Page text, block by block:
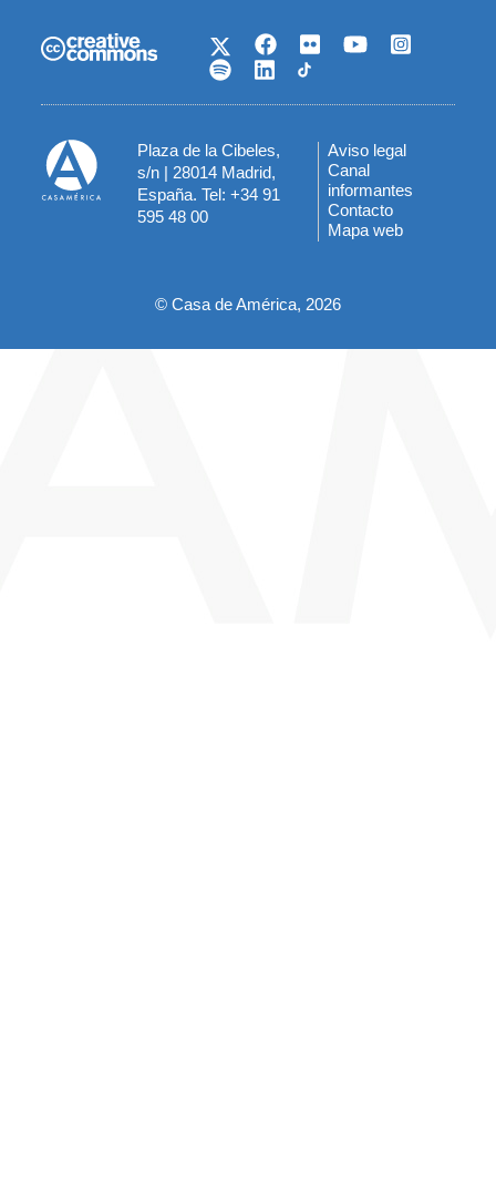
Plaza de la Cibeles,
s/n | 28014 Madrid,
España. Tel: +34 91
595 48 00
Menú
del
pie
Aviso legal
Canal
informantes
Contacto
Mapa web
© Casa de América, 2026